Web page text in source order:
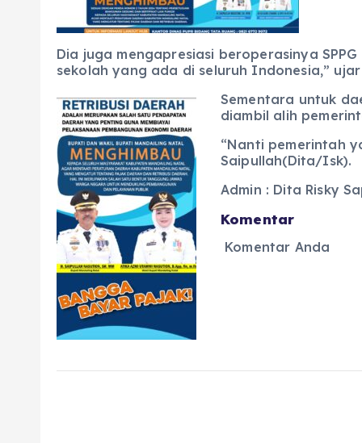
Dia juga mengapresiasi beroperasinya
sekolah yang ada di seluruh Indonesia,”
Sementara untuk
diambil alih
“Nanti pemerintah
Saipullah(Dita/Isk).
Admin : Dita Risky
Komentar
Komentar Anda